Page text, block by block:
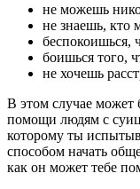
не можешь
не знаешь, кто
беспокоишься,
боишься того,
не хочешь
В этом случае может
помощи людям с
которому ты
способом начать
как он может тебе